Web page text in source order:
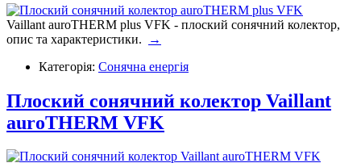
Vaillant auroTHERM plus VFK - плоский сонячний колектор,
опис та характеристики.
→
Категорія: Сонячна енергія
Плоский сонячний колектор Vaillant
auroTHERM VFK